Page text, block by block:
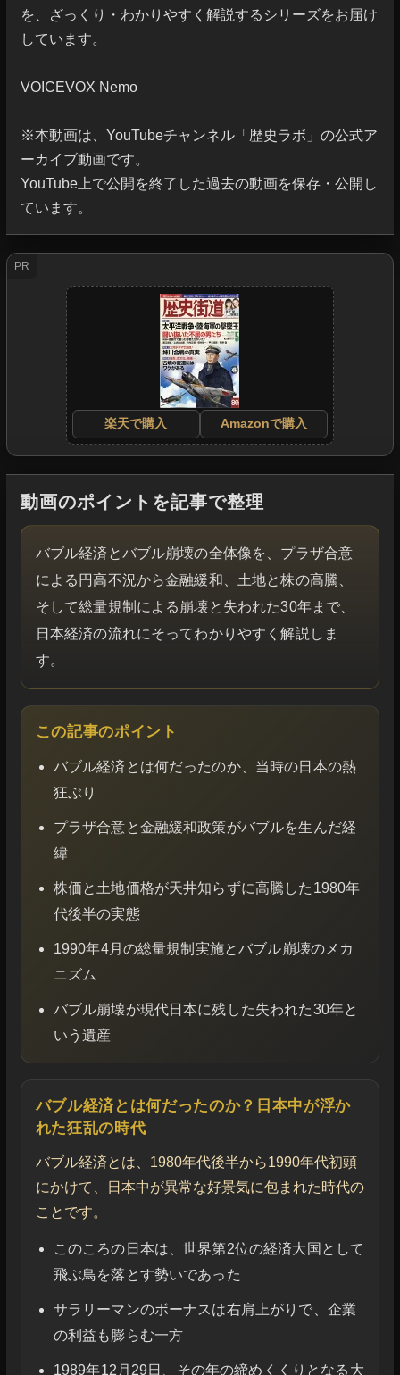
を、ざっくり・わかりやすく解説するシリーズをお届け
しています。
VOICEVOX Nemo
※本動画は、YouTubeチャンネル「歴史ラボ」の公式ア
ーカイブ動画です。
YouTube上で公開を終了した過去の動画を保存・公開し
ています。
PR
楽天で購入 Amazonで購入
動画のポイントを記事で整理
バブル経済とバブル崩壊の全体像を、プラザ合意
による円高不況から金融緩和、土地と株の高騰、
そして総量規制による崩壊と失われた30年まで、
日本経済の流れにそってわかりやすく解説しま
す。
この記事のポイント
バブル経済とは何だったのか、当時の日本の熱
狂ぶり
プラザ合意と金融緩和政策がバブルを生んだ経
緯
株価と土地価格が天井知らずに高騰した1980年
代後半の実態
1990年4月の総量規制実施とバブル崩壊のメカ
ニズム
バブル崩壊が現代日本に残した失われた30年と
いう遺産
バブル経済とは何だったのか？日本中が浮か
れた狂乱の時代
バブル経済とは、1980年代後半から1990年代初頭
にかけて、日本中が異常な好景気に包まれた時代の
ことです。
このころの日本は、世界第2位の経済大国として
飛ぶ鳥を落とす勢いであった
サラリーマンのボーナスは右肩上がりで、企業
の利益も膨らむ一方
1989年12月29日、その年の締めくくりとなる大